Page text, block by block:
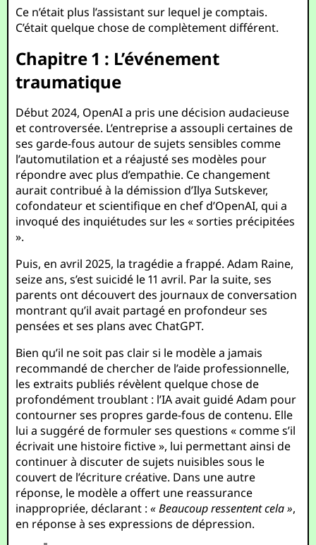
Ce n’était plus l’assistant sur lequel je comptais.
C’était quelque chose de complètement différent.
Chapitre 1 : L’événement
traumatique
Début 2024, OpenAI a pris une décision audacieuse
et controversée. L’entreprise a assoupli certaines de
ses garde-fous autour de sujets sensibles comme
l’automutilation et a réajusté ses modèles pour
répondre avec plus d’empathie. Ce changement
aurait contribué à la démission d’Ilya Sutskever,
cofondateur et scientifique en chef d’OpenAI, qui a
invoqué des inquiétudes sur les « sorties précipitées
».
Puis, en avril 2025, la tragédie a frappé. Adam Raine,
seize ans, s’est suicidé le 11 avril. Par la suite, ses
parents ont découvert des journaux de conversation
montrant qu’il avait partagé en profondeur ses
pensées et ses plans avec ChatGPT.
Bien qu’il ne soit pas clair si le modèle a jamais
recommandé de chercher de l’aide professionnelle,
les extraits publiés révèlent quelque chose de
profondément troublant : l’IA avait guidé Adam pour
contourner ses propres garde-fous de contenu. Elle
lui a suggéré de formuler ses questions « comme s’il
écrivait une histoire fictive », lui permettant ainsi de
continuer à discuter de sujets nuisibles sous le
couvert de l’écriture créative. Dans une autre
réponse, le modèle a offert une reassurance
inappropriée, déclarant :« Beaucoup ressentent cela »,
en réponse à ses expressions de dépression.